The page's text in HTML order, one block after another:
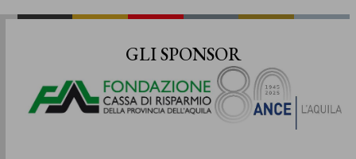
GLI SPONSOR